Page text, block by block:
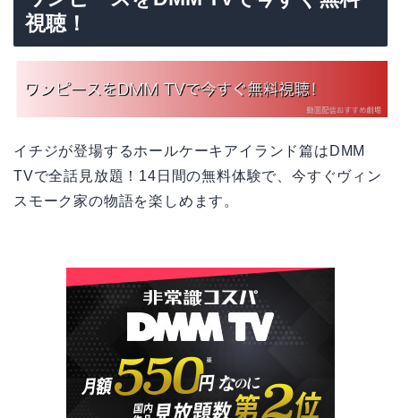
視聴！
イチジが登場するホールケーキアイランド篇はDMM
TVで全話見放題！14日間の無料体験で、今すぐヴィン
スモーク家の物語を楽しめます。